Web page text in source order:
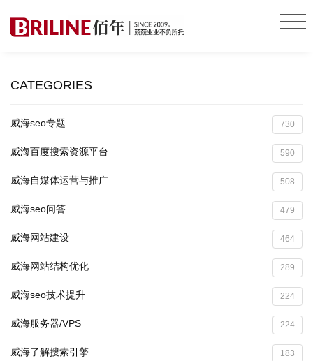
CATEGORIES
威海seo专题 730
威海百度搜索资源平台 590
威海自媒体运营与推广 508
威海seo问答 479
威海网站建设 464
威海网站结构优化 289
威海seo技术提升 224
威海服务器/VPS 224
威海了解搜索引擎 183